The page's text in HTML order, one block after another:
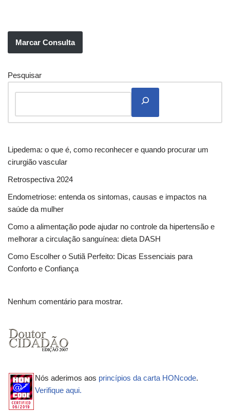
Marcar Consulta
Pesquisar
Lipedema: o que é, como reconhecer e quando procurar um
cirurgião vascular
Retrospectiva 2024
Endometriose: entenda os sintomas, causas e impactos na
saúde da mulher
Como a alimentação pode ajudar no controle da hipertensão e
melhorar a circulação sanguínea: dieta DASH
Como Escolher o Sutiã Perfeito: Dicas Essenciais para
Conforto e Confiança
Nenhum comentário para mostrar.
Nós aderimos aos princípios da carta HONcode.
Verifique aqui.